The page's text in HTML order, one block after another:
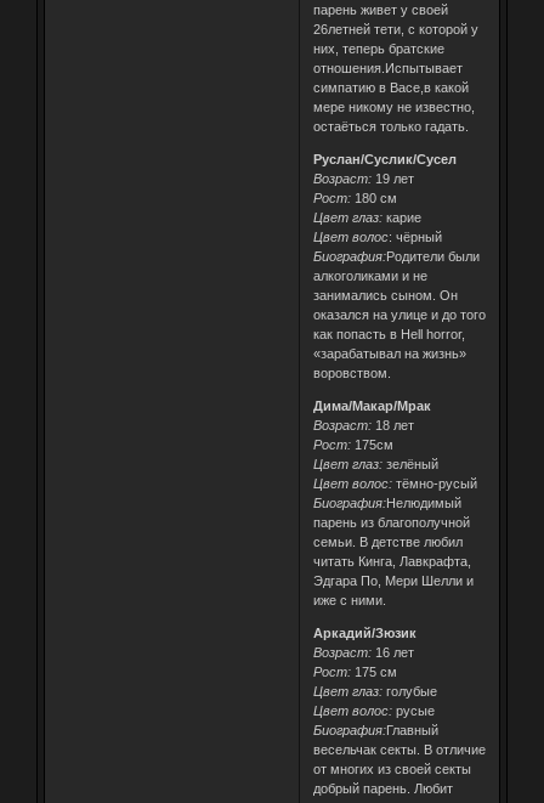
парень живет у своей
26летней тети, с которой у
них, теперь братские
отношения.Испытывает
симпатию в Васе,в какой
мере никому не известно,
остаёться только гадать.
Руслан/Суслик/Сусел
Возраст:19 лет
Рост:180 см
Цвет глаз:карие
Цвет волос: чёрный
Биография:Родители были
алкоголиками и не
занимались сыном. Он
оказался на улице и до того
как попасть в Hell horror,
«зарабатывал на жизнь»
воровством.
Дима/Макар/Мрак
Возраст:18 лет
Рост:175см
Цвет глаз:зелёный
Цвет волос:тёмно-русый
Биография:Нелюдимый
парень из благополучной
семьи. В детстве любил
читать Кинга, Лавкрафта,
Эдгара По, Мери Шелли и
иже с ними.
Аркадий/Зюзик
Возраст:16 лет
Рост:175 см
Цвет глаз:голубые
Цвет волос:русые
Биография:Главный
весельчак секты. В отличие
от многих из своей секты
добрый парень. Любит